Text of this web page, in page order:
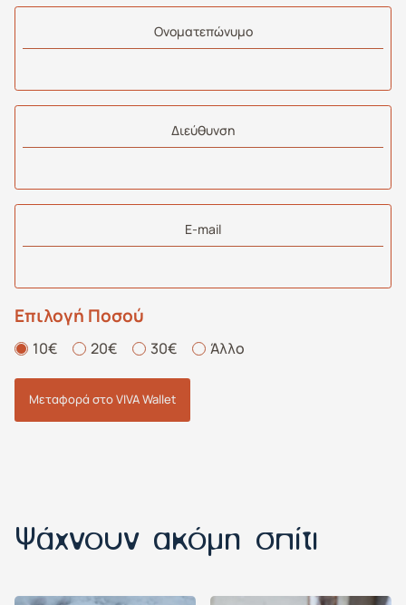
Oνοματεπώνυμο
Διεύθυνση
E-mail
Επιλογή Ποσού
10€ 20€ 30€ Άλλο
Μεταφορά στο VIVA Wallet
Ψάχνουν ακόμη σπίτι